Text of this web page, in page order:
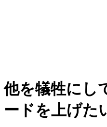
他を犠牲にし
ードを上げた